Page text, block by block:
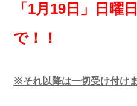
「1月19日」日曜
で！！
※それ以降は一切受け付け